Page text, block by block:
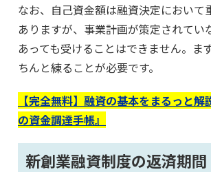
なお、自己資金額は融資決定において
ありますが、事業計画が策定されてい
あっても受けることはできません。ま
ちんと練ることが必要です。
【完全無料】融資の基本をまるっと解
の資金調達手帳』
新創業融資制度の返済期間